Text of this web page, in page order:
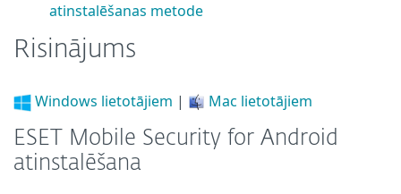
atinstalēšanas metode
Risinājums
Windows lietotājiem | Mac lietotājiem
ESET Mobile Security for Android
atinstalēšana